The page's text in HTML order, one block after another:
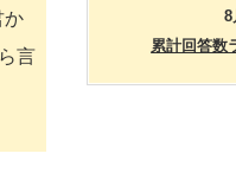
か
言
8
累計回答数